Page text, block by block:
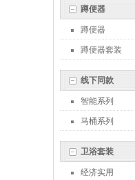
蹲便器
蹲便器
蹲便器套装
线下同款
智能系列
马桶系列
卫浴套装
经济实用